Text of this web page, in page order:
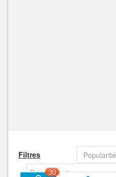
Filtres
Popularité
Decroissant
30